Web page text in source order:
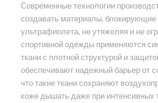
Современные технологии
создавать материалы, блокирующие
ультрафиолета, не утяжеляя и не
спортивной одежды применяются
ткани с плотной структурой и
обеспечивают надежный барьер от
что такие ткани сохраняют
коже дышать даже при интенсивных